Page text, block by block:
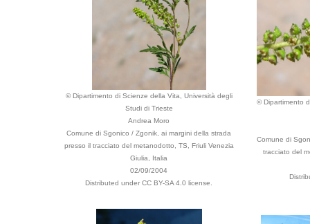
© Dipartimento di Scienze della Vita, Università degli
Studi di Trieste
Andrea Moro
Comune di Sgonico / Zgonik, ai margini della strada
presso il tracciato del metanodotto, TS, Friuli Venezia
Giulia, Italia
02/09/2004
Distributed under CC BY-SA 4.0 license.
© Dipartimento
Comune di
tracciato del